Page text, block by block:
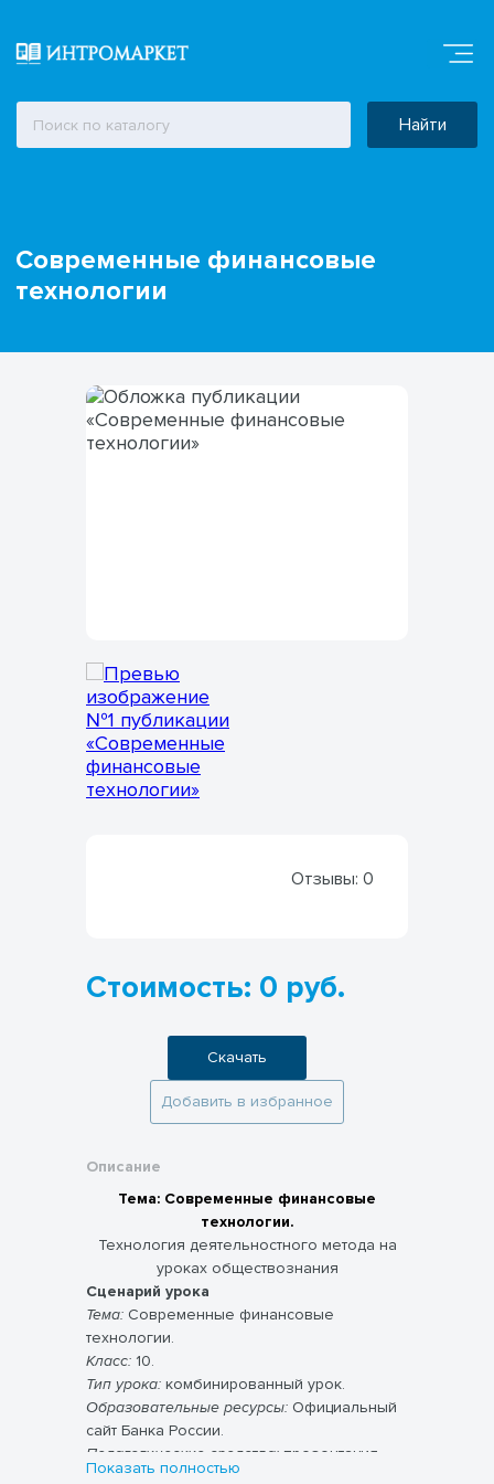
Найти
Современные финансовые
технологии
Отзывы: 0
Стоимость: 0 руб.
Скачать
Добавить в избранное
Описание
Тема: Современные финансовые
технологии.
Технология деятельностного метода на
уроках обществознания
Сценарий урока
Тема: Современные финансовые
технологии.
Класс: 10.
Тип урока: комбинированный урок.
Образовательные ресурсы: Официальный
сайт Банка России.
Педагогические средства: презентация,
раздаточный материал, информация с
Показать полностью